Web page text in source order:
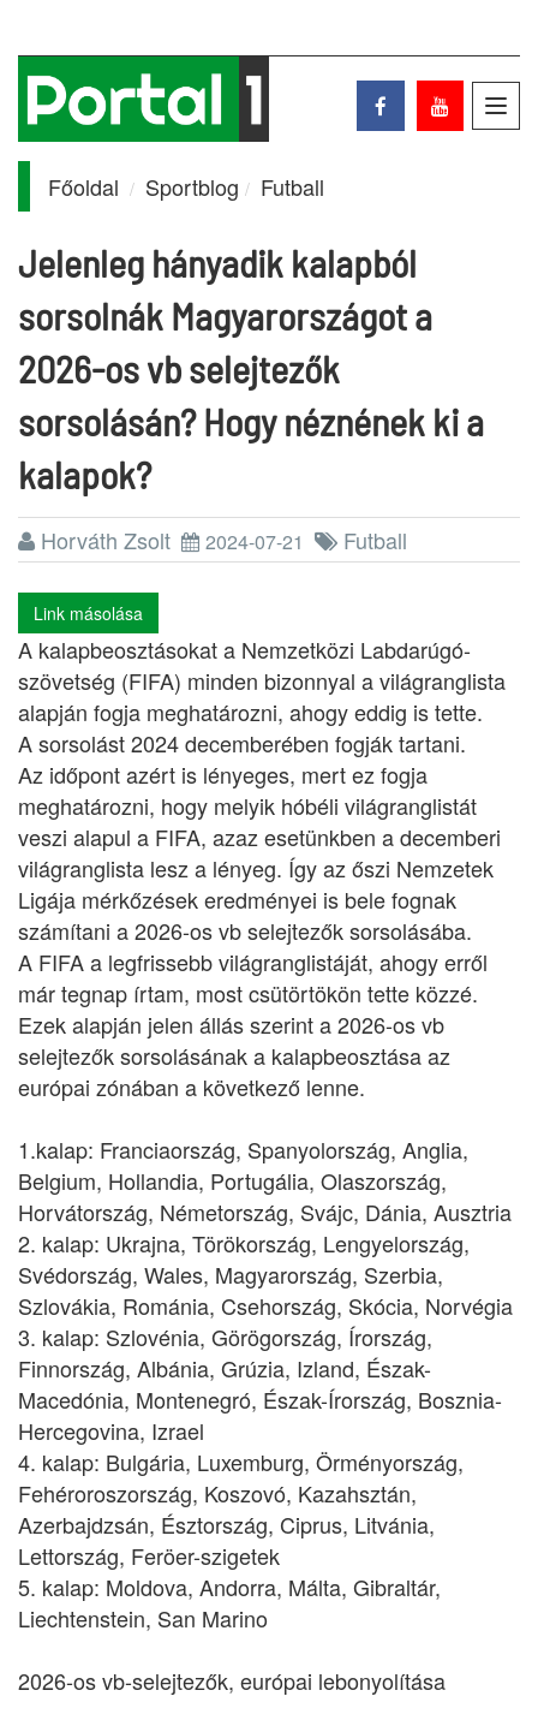
Főoldal Sportblog Futball
Jelenleg hányadik kalapból
sorsolnák Magyarországot a
2026-os vb selejtezők
sorsolásán? Hogy néznének ki a
kalapok?
Horváth Zsolt 2024-07-21 Futball
Link másolása
A kalapbeosztásokat a Nemzetközi Labdarúgó-
szövetség (FIFA) minden bizonnyal a világranglista
alapján fogja meghatározni, ahogy eddig is tette.
A sorsolást 2024 decemberében fogják tartani.
Az időpont azért is lényeges, mert ez fogja
meghatározni, hogy melyik hóbéli világranglistát
veszi alapul a FIFA, azaz esetünkben a decemberi
világranglista lesz a lényeg. Így az őszi Nemzetek
Ligája mérkőzések eredményei is bele fognak
számítani a 2026-os vb selejtezők sorsolásába.
A FIFA a legfrissebb világranglistáját, ahogy erről
már tegnap írtam, most csütörtökön tette közzé.
Ezek alapján jelen állás szerint a 2026-os vb
selejtezők sorsolásának a kalapbeosztása az
európai zónában a következő lenne.
1.kalap: Franciaország, Spanyolország, Anglia,
Belgium, Hollandia, Portugália, Olaszország,
Horvátország, Németország, Svájc, Dánia, Ausztria
2. kalap: Ukrajna, Törökország, Lengyelország,
Svédország, Wales, Magyarország, Szerbia,
Szlovákia, Románia, Csehország, Skócia, Norvégia
3. kalap: Szlovénia, Görögország, Írország,
Finnország, Albánia, Grúzia, Izland, Észak-
Macedónia, Montenegró, Észak-Írország, Bosznia-
Hercegovina, Izrael
4. kalap: Bulgária, Luxemburg, Örményország,
Fehéroroszország, Koszovó, Kazahsztán,
Azerbajdzsán, Észtország, Ciprus, Litvánia,
Lettország, Feröer-szigetek
5. kalap: Moldova, Andorra, Málta, Gibraltár,
Liechtenstein, San Marino
2026-os vb-selejtezők, európai lebonyolítása